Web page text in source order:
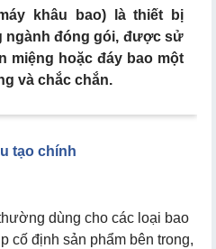
máy khâu bao
nghiệp
bao theo số kim - chỉ
khâu bao) là thiết bị
ngành đóng gói, được sử
miệng hoặc đáy bao một
và chắc chắn.
tạo chính
dùng cho các loại bao
cố định sản phẩm bên trong,